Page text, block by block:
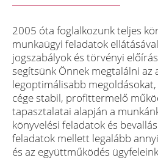
2005 óta foglalkozunk teljes
munkaügyi feladatok
jogszabályok és törvényi
segítsünk Önnek megtalálni az
legoptimálisabb
cége stabil, profittermelő
tapasztalatai alapján a
könyvelési feladatok és
feladatok mellett legalább
és az együttműködés